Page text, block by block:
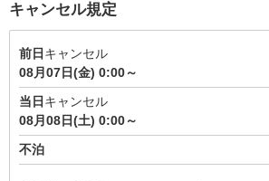
キャンセル規定
前日 キャンセル
08月07日(金) 0:00～
当日 キャンセル
08月08日(土) 0:00～
不泊